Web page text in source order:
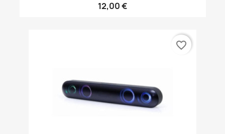
12,00 €
favorite_border